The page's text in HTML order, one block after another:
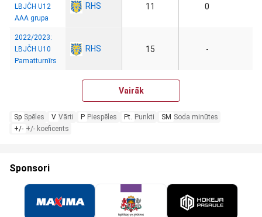
LBJČH U12
AAA grupa
RHS 11 0
2022/2023:
LBJČH U10
Pamatturnīrs
RHS 15 -
Vairāk
Sp Spēles V Vārti P Piespēles Pt. Punkti SM Soda minūtes
+/- +/- koeficents
Sponsori